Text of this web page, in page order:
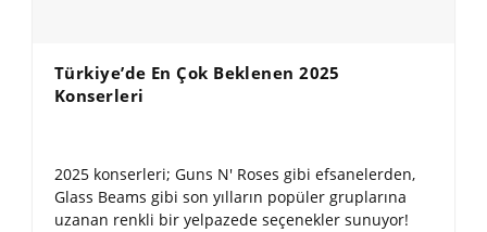
Türkiye’de En Çok Beklenen 2025
Konserleri
2025 konserleri; Guns N' Roses gibi efsanelerden,
Glass Beams gibi son yılların popüler gruplarına
uzanan renkli bir yelpazede seçenekler sunuyor!